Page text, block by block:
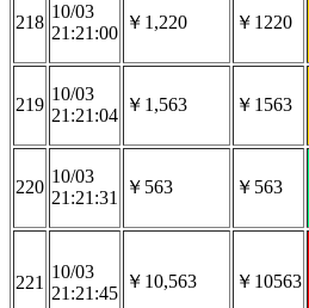
218
10/03
21:21:00
￥1,220 ￥1220
219
10/03
21:21:04
￥1,563 ￥1563
220
10/03
21:21:31
￥563 ￥563
221
10/03
21:21:45
￥10,563 ￥10563